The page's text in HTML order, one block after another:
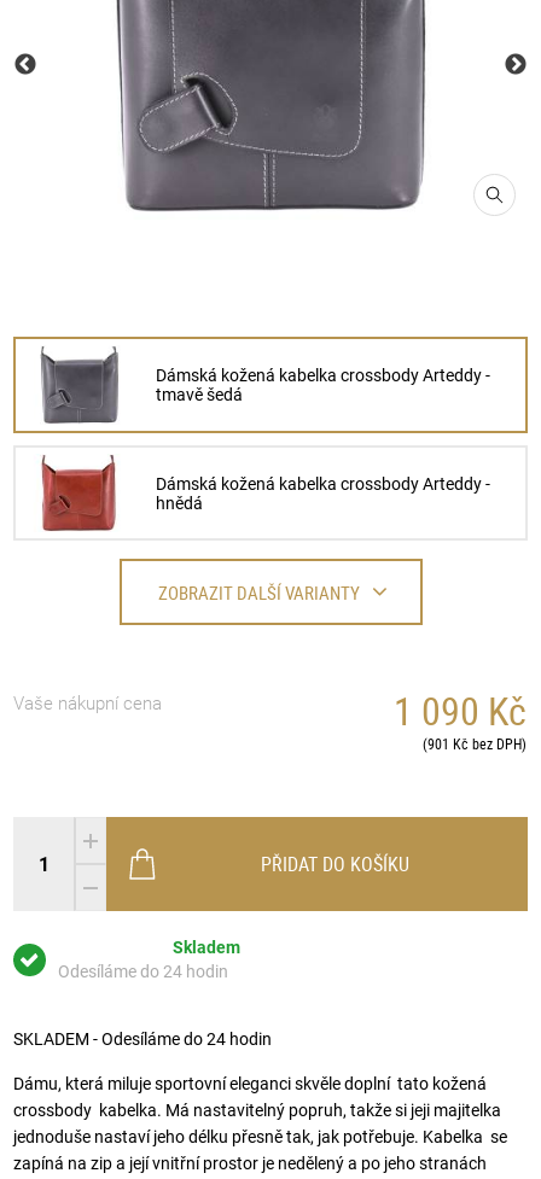
Dámská kožená kabelka crossbody Arteddy -
tmavě šedá
Dámská kožená kabelka crossbody Arteddy -
hnědá
ZOBRAZIT DALŠÍ VARIANTY
Vaše nákupní cena 1 090 Kč
(901 Kč bez DPH)
Skladem
Odesíláme do 24 hodin
PŘIDAT DO KOŠÍKU
SKLADEM - Odesíláme do 24 hodin
Dámu, která miluje sportovní eleganci skvěle doplní tato kožená
crossbody kabelka. Má nastavitelný popruh, takže si jeji majitelka
jednoduše nastaví jeho délku přesně tak, jak potřebuje. Kabelka se
zapíná na zip a její vnitřní prostor je nedělený a po jeho stranách